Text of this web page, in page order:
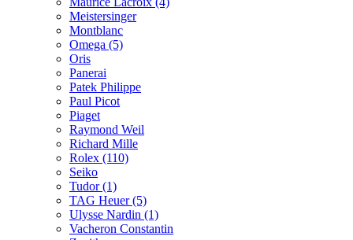
Meistersinger
Montblanc
Omega (5)
Oris
Panerai
Patek Philippe
Paul Picot
Piaget
Raymond Weil
Richard Mille
Rolex (110)
Seiko
Tudor(1)
TAG Heuer(5)
Ulysse Nardin (1)
Vacheron Constantin